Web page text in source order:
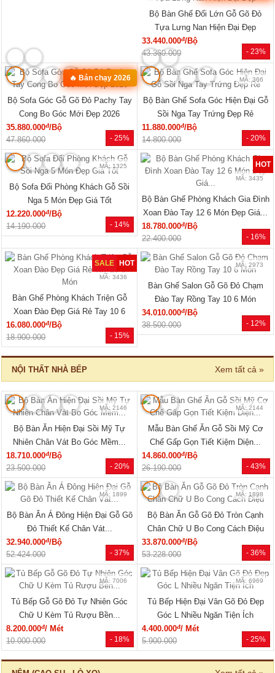
- 23%
Bộ Bàn Ghế Đối Lớn Gỗ Gõ Đỏ
Tựa Lưng Nan Hiện Đại Đẹp
33.440.000đ/Bộ
43.360.000
- 25%
🔥 Bán chạy 2026
MÃ: 8427
Bộ Sofa Góc Gỗ Gõ Đỏ Pachy Tay
Cong Bo Góc Mới Đẹp 2026
35.880.000đ/Bộ
47.860.000
- 20%
MÃ: 366
Bộ Bàn Ghế Sofa Góc Hiện Đại Gỗ
Sồi Nga Tay Trứng Đẹp Rẻ
11.880.000đ/Bộ
14.800.000
- 14%
MÃ: 1325
Bộ Sofa Đối Phòng Khách Gỗ Sồi
Nga 5 Món Đẹp Giá Tốt
12.220.000đ/Bộ
14.190.000
- 16%
HOT
MÃ: 3435
Bộ Bàn Ghế Phòng Khách Gia Đình
Xoan Đào Tay 12 6 Món Đẹp Giá...
18.780.000đ/Bộ
22.400.000
- 15%
SALE HOT
MÃ: 3436
Bàn Ghế Phòng Khách Triện Gỗ
Xoan Đào Đẹp Giá Rẻ Tay 10 6
Món
16.080.000đ/Bộ
18.900.000
- 12%
MÃ: 2973
Bàn Ghế Salon Gỗ Gõ Đỏ Chạm
Đào Tay Rồng Tay 10 6 Món
34.010.000đ/Bộ
38.500.000
NỘI THẤT NHÀ BẾP Xem tất cả »
- 20%
MÃ: 2146
Bộ Bàn Ăn Hiện Đại Sồi Mỹ Tự
Nhiên Chân Vát Bo Góc Mềm...
18.710.000đ/Bộ
23.500.000
- 43%
MÃ: 2144
Mẫu Bàn Ghế Ăn Gỗ Sồi Mỹ Cơ
Chế Gấp Gọn Tiết Kiệm Diện...
14.860.000đ/Bộ
26.190.000
- 37%
MÃ: 1899
Bộ Bàn Ăn Á Đông Hiện Đại Gỗ Gõ
Đỏ Thiết Kế Chân Vát...
32.940.000đ/Bộ
52.424.000
- 36%
MÃ: 1898
Bộ Bàn Ăn Gỗ Gõ Đỏ Tròn Cạnh
Chân Chữ U Bo Cong Cách Điệu
33.870.000đ/Bộ
53.228.000
- 18%
MÃ: 7006
Tủ Bếp Gỗ Gõ Đỏ Tự Nhiên Góc
Chữ U Kèm Tủ Rượu Bền...
8.200.000đ/ Mét
10.000.000
- 25%
MÃ: 6969
Tủ Bếp Hiện Đại Vân Gõ Đỏ Đẹp
Góc L Nhiều Ngăn Tiện Ích
4.400.000đ/ Mét
5.900.000